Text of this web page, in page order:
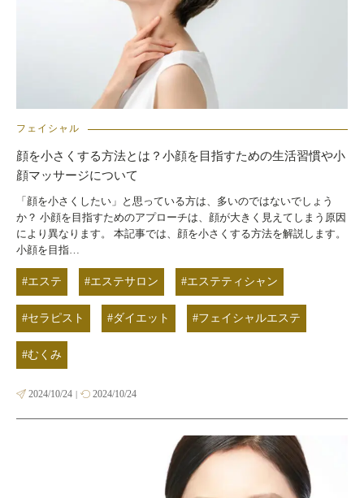
フェイシャル
顔を小さくする方法とは？小顔を目指すための生活習慣や小
顔マッサージについて
「顔を小さくしたい」と思っている方は、多いのではないでしょう
か？ 小顔を目指すためのアプローチは、顔が大きく見えてしまう原因
により異なります。 本記事では、顔を小さくする方法を解説します。
小顔を目指…
#エステ #エステサロン #エステティシャン
#セラピスト #ダイエット #フェイシャルエステ
#むくみ
2024/10/24 | 2024/10/24